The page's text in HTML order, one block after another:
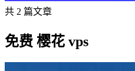
共 2 篇文章
免费 樱花 vps